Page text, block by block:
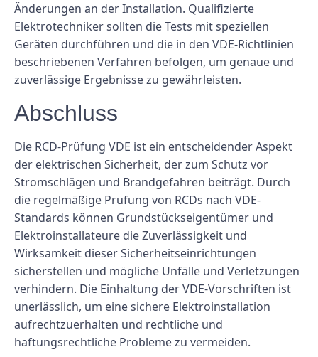
Änderungen an der Installation. Qualifizierte
Elektrotechniker sollten die Tests mit speziellen
Geräten durchführen und die in den VDE-Richtlinien
beschriebenen Verfahren befolgen, um genaue und
zuverlässige Ergebnisse zu gewährleisten.
Abschluss
Die RCD-Prüfung VDE ist ein entscheidender Aspekt
der elektrischen Sicherheit, der zum Schutz vor
Stromschlägen und Brandgefahren beiträgt. Durch
die regelmäßige Prüfung von RCDs nach VDE-
Standards können Grundstückseigentümer und
Elektroinstallateure die Zuverlässigkeit und
Wirksamkeit dieser Sicherheitseinrichtungen
sicherstellen und mögliche Unfälle und Verletzungen
verhindern. Die Einhaltung der VDE-Vorschriften ist
unerlässlich, um eine sichere Elektroinstallation
aufrechtzuerhalten und rechtliche und
haftungsrechtliche Probleme zu vermeiden.